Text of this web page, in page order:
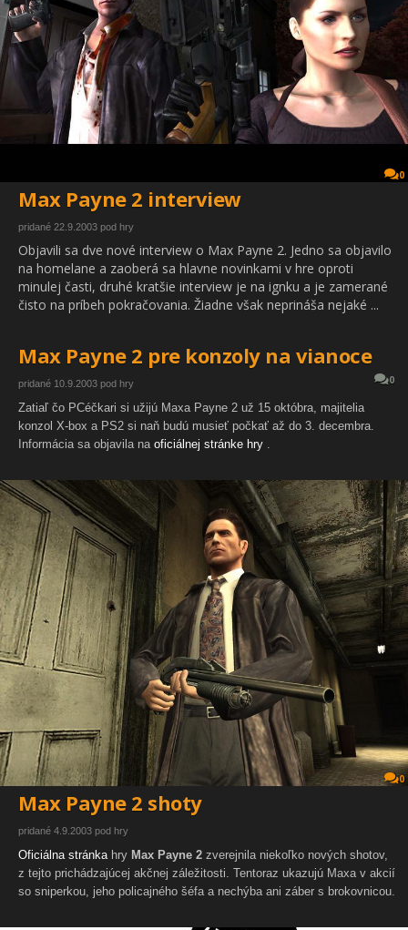
0
Max Payne 2 interview
pridané 22.9.2003 pod hry
Objavili sa dve nové interview o Max Payne 2. Jedno sa objavilo
na homelane a zaoberá sa hlavne novinkami v hre oproti
minulej časti, druhé kratšie interview je na ignku a je zamerané
čisto na príbeh pokračovania. Žiadne však neprináša nejaké ...
Max Payne 2 pre konzoly na vianoce
0
pridané 10.9.2003 pod hry
Zatiaľ čo PCéčkari si užijú Maxa Payne 2 už 15 októbra, majitelia
konzol X-box a PS2 si naň budú musieť počkať až do 3. decembra.
Informácia sa objavila na oficiálnej stránke hry .
0
Max Payne 2 shoty
pridané 4.9.2003 pod hry
Oficiálna stránkahry Max Payne 2 zverejnila niekoľko nových shotov,
z tejto prichádzajúcej akčnej záležitosti. Tentoraz ukazujú Maxa v akcií
so sniperkou, jeho policajného šéfa a nechýba ani záber s brokovnicou.